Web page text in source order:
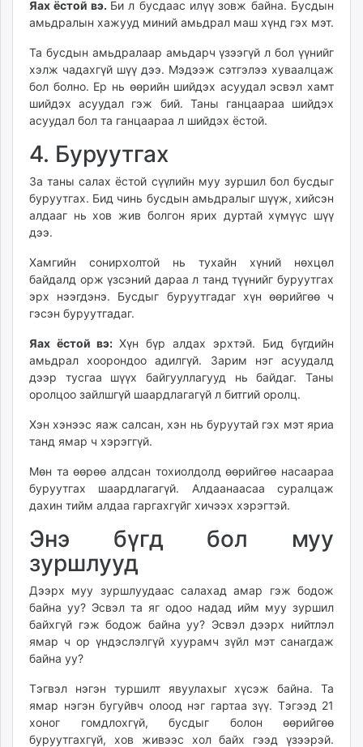
Яах ёстой вэ. Би л бусдаас илүү зовж байна. Бусдын
амьдралын хажууд миний амьдрал маш хүнд гэх мэт.
Та бусдын амьдралаар амьдарч үзээгүй л бол үүнийг
хэлж чадахгүй шүү дээ. Мэдээж сэтгэлээ хуваалцаж
бол болно. Ер нь өөрийн шийдэх асуудал эсвэл хамт
шийдэх асуудал гэж бий. Таны ганцаараа шийдэх
асуудал бол та ганцаараа л шийдэх ёстой.
4. Буруутгах
За таны салах ёстой сүүлийн муу зуршил бол бусдыг
буруутгах. Бид чинь бусдын амьдралыг шүүж, хийсэн
алдааг нь хов жив болгон ярих дуртай хүмүүс шүү
дээ.
Хамгийн сонирхолтой нь тухайн хүний нөхцөл
байдалд орж үзсэний дараа л танд түүнийг буруутгах
эрх нээгдэнэ. Бусдыг буруутгадаг хүн өөрийгөө ч
гэсэн буруутгадаг.
Яах ёстой вэ: Хүн бүр алдах эрхтэй. Бид бүгдийн
амьдрал хоорондоо адилгүй. Зарим нэг асуудалд
дээр тусгаа шүүх байгууллагууд нь байдаг. Таны
оролцоо зайлшгүй шаардлагагүй л битгий оролц.
Хэн хэнээс яаж салсан, хэн нь буруутай гэх мэт яриа
танд ямар ч хэрэггүй.
Мөн та өөрөө алдсан тохиолдолд өөрийгөө насаараа
буруутгах шаардлагагүй. Алдаанаасаа суралцаж
дахин тийм алдаа гаргахгүйг хичээх хэрэгтэй.
Энэ бүгд бол муу
зуршлууд
Дээрх муу зуршлуудаас салахад амар гэж бодож
байна уу? Эсвэл та яг одоо надад ийм муу зуршил
байхгүй гэж бодож байна уу? Эсвэл дээрх нийтлэл
ямар ч ор үндэслэлгүй хуурамч зүйл мэт санагдаж
байна уу?
Тэгвэл нэгэн туршилт явуулахыг хүсэж байна. Та
ямар нэгэн бугуйвч олоод нэг гартаа зүү. Тэгээд 21
хоног гомдлохгүй, бусдыг болон өөрийгөө
буруутгахгүй, хов живээс хол байх гээд үзээрэй.